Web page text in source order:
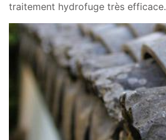
traitement hydrofuge très efficace.